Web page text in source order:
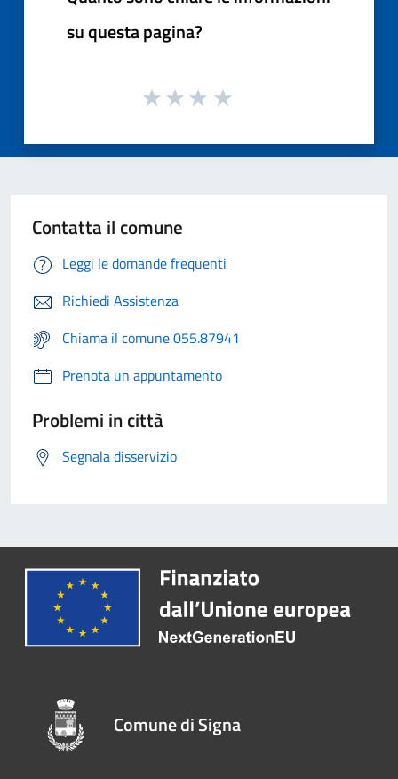
su questa pagina?
Contatta il comune
Leggi le domande frequenti
Richiedi Assistenza
Chiama il comune 055.87941
Prenota un appuntamento
Problemi in città
Segnala disservizio
Comune di Signa